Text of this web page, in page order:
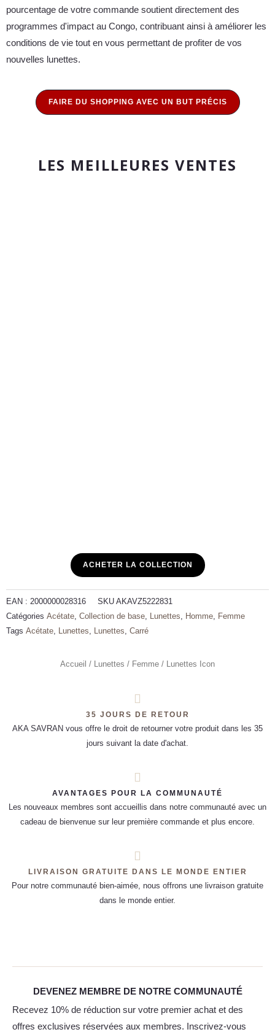
pourcentage de votre commande soutient directement des
programmes d'impact au Congo, contribuant ainsi à améliorer les
conditions de vie tout en vous permettant de profiter de vos
nouvelles lunettes.
FAIRE DU SHOPPING AVEC UN BUT PRÉCIS
LES MEILLEURES VENTES
ACHETER LA COLLECTION
EAN : 2000000028316 SKU AKAVZ5222831
Catégories Acétate Collection de base Lunettes Homme
Femme
Tags Acétate Lunettes Lunettes Carré
Accueil / Lunettes / Femme / Lunettes Icon
35 JOURS DE RETOUR
AKA SAVRAN vous offre le droit de retourner votre produit dans les 35
jours suivant la date d'achat.
AVANTAGES POUR LA COMMUNAUTÉ
Les nouveaux membres sont accueillis dans notre communauté avec un
cadeau de bienvenue sur leur première commande et plus encore.
LIVRAISON GRATUITE DANS LE MONDE ENTIER
Pour notre communauté bien-aimée, nous offrons une livraison gratuite
dans le monde entier.
DEVENEZ MEMBRE DE NOTRE COMMUNAUTÉ
Recevez 10% de réduction sur votre premier achat et des
offres exclusives réservées aux membres. Inscrivez-vous